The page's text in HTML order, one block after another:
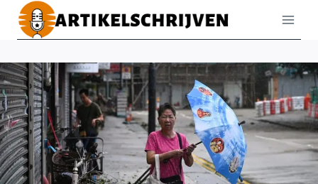
Doorgaan
naar